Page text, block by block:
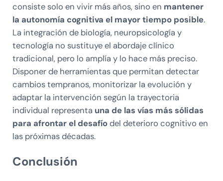
consiste solo en vivir más años, sino en mantener
la autonomía cognitiva el mayor tiempo posible.
La integración de biología, neuropsicología y
tecnología no sustituye el abordaje clínico
tradicional, pero lo amplía y lo hace más preciso.
Disponer de herramientas que permitan detectar
cambios tempranos, monitorizar la evolución y
adaptar la intervención según la trayectoria
individual representa una de las vías más sólidas
para afrontar el desafíodel deterioro cognitivo en
las próximas décadas.
Conclusión